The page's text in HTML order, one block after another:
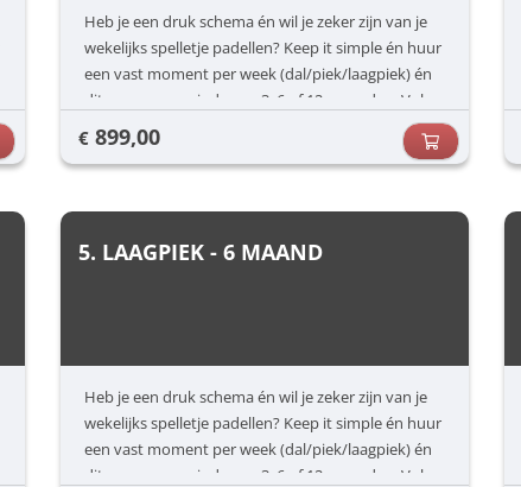
Heb je een druk schema én wil je zeker zijn van je
wekelijks spelletje padellen? Keep it simple én huur
een vast moment per week (dal/piek/laagpiek) én
dit voor een periode van 3, 6 of 12 maanden. Vul
jouw voorkeuren in (dag/uur) en dan zorgen wij
voor de rest.
€ 899,00
5. LAAGPIEK - 6 MAAND
Heb je een druk schema én wil je zeker zijn van je
wekelijks spelletje padellen? Keep it simple én huur
een vast moment per week (dal/piek/laagpiek) én
dit voor een periode van 3, 6 of 12 maanden. Vul